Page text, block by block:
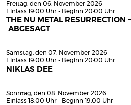
Freitag, den 06. November 2026
Einlass 19:00 Uhr - Beginn 20:00 Uhr
THE NU METAL RESURRECTION –
ABGESAGT
Samstag, den 07. November 2026
Einlass 19:00 Uhr - Beginn 20:00 Uhr
NIKLAS DEE
Sonntag, den 08. November 2026
Einlass 18:00 Uhr - Beginn 19:00 Uhr